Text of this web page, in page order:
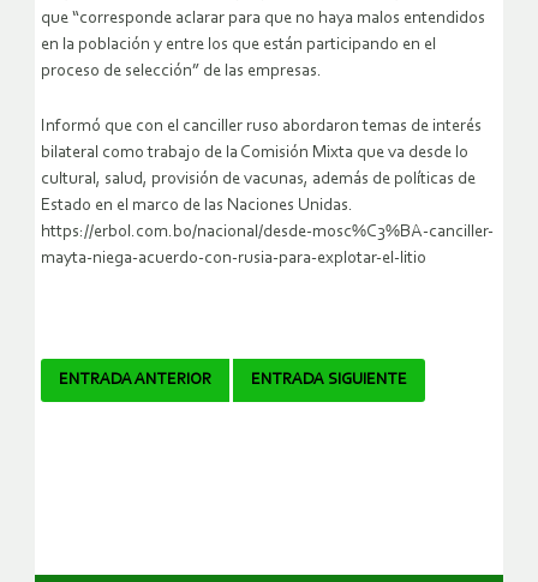
que “corresponde aclarar para que no haya malos entendidos
en la población y entre los que están participando en el
proceso de selección” de las empresas.
Informó que con el canciller ruso abordaron temas de interés
bilateral como trabajo de la Comisión Mixta que va desde lo
cultural, salud, provisión de vacunas, además de políticas de
Estado en el marco de las Naciones Unidas.
https://erbol.com.bo/nacional/desde-mosc%C3%BA-canciller-
mayta-niega-acuerdo-con-rusia-para-explotar-el-litio
Navegador
ENTRADA ANTERIOR ENTRADA SIGUIENTE